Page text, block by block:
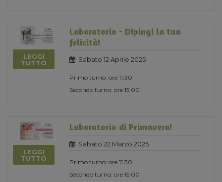
LEGGI
TUTTO
Laboratorio - Dipingi la tua
felicità!
Sabato 12 Aprile 2025
Primo turno: ore 11.30
Secondo turno: ore 15.00
LEGGI
TUTTO
Laboratorio di Primavera!
Sabato 22 Marzo 2025
Primo turno: ore 11.30
Secondo turno: ore 15.00